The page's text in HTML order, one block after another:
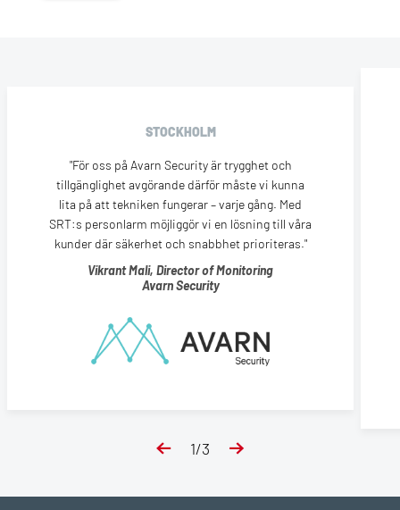
STOCKHOLM
För oss på Avarn Security är trygghet och
tillgänglighet avgörande därför måste vi kunna
lita på att tekniken fungerar – varje gång. Med
SRT:s personlarm möjliggör vi en lösning till våra
kunder där säkerhet och snabbhet prioriteras.
Vikrant Mali, Director of Monitoring
Avarn Security
1/3